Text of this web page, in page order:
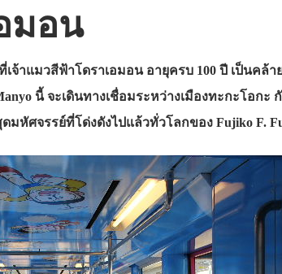
มอน
จ้าแมวสีฟ้าโดราเอมอน อายุครบ 100 ปี เป็นคล้
นี้ จะเดินทางเชื่อมระหว่างเมืองทะกะโอก
มหัศจรรย์ที่โด่งดังไปแล้วทั่วโลกของ Fujiko F.